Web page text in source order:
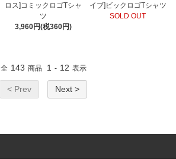
ロス]コミックロゴTシャ
ツ
3,960円(税360円)
イブ]ビックロゴTシャツ
SOLD OUT
全 143 商品 1 - 12 表示
< Prev Next >